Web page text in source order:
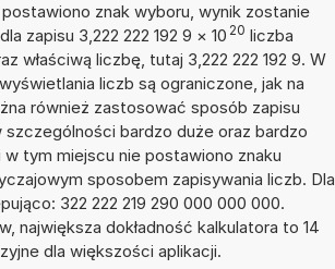
znak wyboru, wynik zostanie
zapisu 3,222 222 192 9 × 10 20 liczba
właściwą liczbę, tutaj 3,222 222 192 9. W
liczb są ograniczone, jak na
również zastosować sposób zapisu
szczególności bardzo duże oraz bardzo
w tym miejscu nie postawiono znaku
sposobem zapisywania liczb. Dla
322 222 219 290 000 000 000.
największa dokładność kalkulatora to 14
dla większości aplikacji.